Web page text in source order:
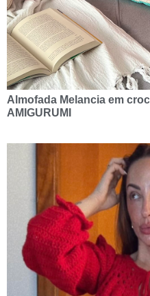
Almofada Melancia em
AMIGURUMI